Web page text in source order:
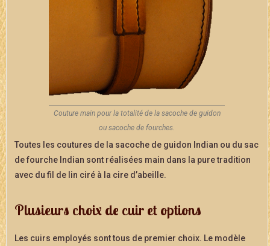
Couture main pour la totalité de la sacoche de guidon
ou sacoche de fourches.
Toutes les coutures de la sacoche de guidon Indian ou du sac
de fourche Indian sont réalisées main dans la pure tradition
avec du fil de lin ciré à la cire d’abeille.
Plusieurs choix de cuir et options
Les cuirs employés sont tous de premier choix. Le modèle